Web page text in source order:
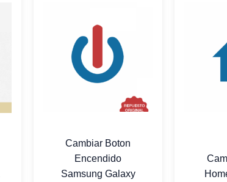
Cambiar Boton
Encendido
Samsung Galaxy